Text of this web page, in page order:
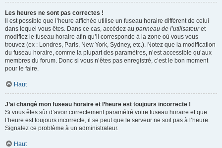
Les heures ne sont pas correctes !
Il est possible que l’heure affichée utilise un fuseau horaire différent de celui
dans lequel vous êtes. Dans ce cas, accédez au panneau de l’utilisateuret
modifiez le fuseau horaire afin qu’il corresponde à la zone où vous vous
trouvez (ex : Londres, Paris, New York, Sydney, etc.). Notez que la modification
du fuseau horaire, comme la plupart des paramètres, n’est accessible qu’aux
membres du forum. Donc si vous n’êtes pas enregistré, c’est le bon moment
pour le faire.
Haut
J’ai changé mon fuseau horaire et l’heure est toujours incorrecte !
Si vous êtes sûr d’avoir correctement paramétré votre fuseau horaire et que
l’heure est toujours incorrecte, il se peut que le serveur ne soit pas à l’heure.
Signalez ce problème à un administrateur.
Haut